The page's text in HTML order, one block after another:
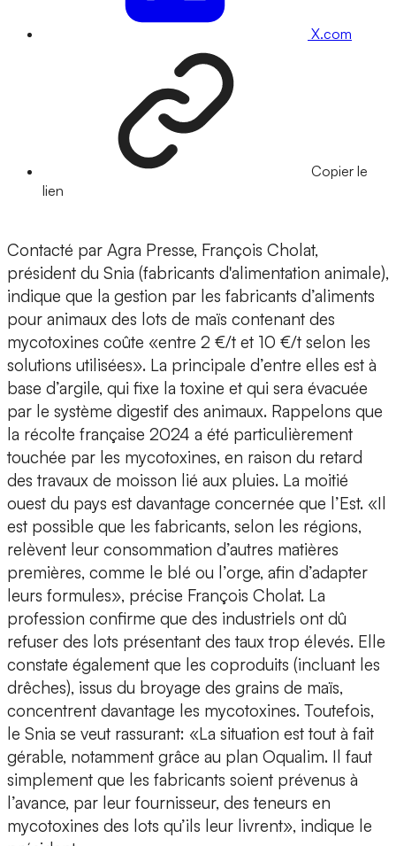
X.com
Copier le
lien
Contacté par Agra Presse, François Cholat,
président du Snia (fabricants d'alimentation animale),
indique que la gestion par les fabricants d’aliments
pour animaux des lots de maïs contenant des
mycotoxines coûte «entre 2 €/t et 10 €/t selon les
solutions utilisées». La principale d’entre elles est à
base d’argile, qui fixe la toxine et qui sera évacuée
par le système digestif des animaux. Rappelons que
la récolte française 2024 a été particulièrement
touchée par les mycotoxines, en raison du retard
des travaux de moisson lié aux pluies. La moitié
ouest du pays est davantage concernée que l’Est. «Il
est possible que les fabricants, selon les régions,
relèvent leur consommation d’autres matières
premières, comme le blé ou l’orge, afin d’adapter
leurs formules», précise François Cholat. La
profession confirme que des industriels ont dû
refuser des lots présentant des taux trop élevés. Elle
constate également que les coproduits (incluant les
drêches), issus du broyage des grains de maïs,
concentrent davantage les mycotoxines. Toutefois,
le Snia se veut rassurant: «La situation est tout à fait
gérable, notamment grâce au plan Oqualim. Il faut
simplement que les fabricants soient prévenus à
l’avance, par leur fournisseur, des teneurs en
mycotoxines des lots qu’ils leur livrent», indique le